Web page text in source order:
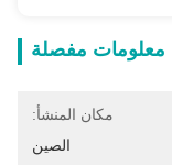
معلومات مفصلة
مكان المنشأ:
الصين